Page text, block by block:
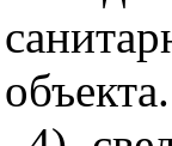
объекта.